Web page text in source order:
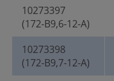
10273397
(172-B9,6-12-A)
10273398
(172-B9,7-12-A)